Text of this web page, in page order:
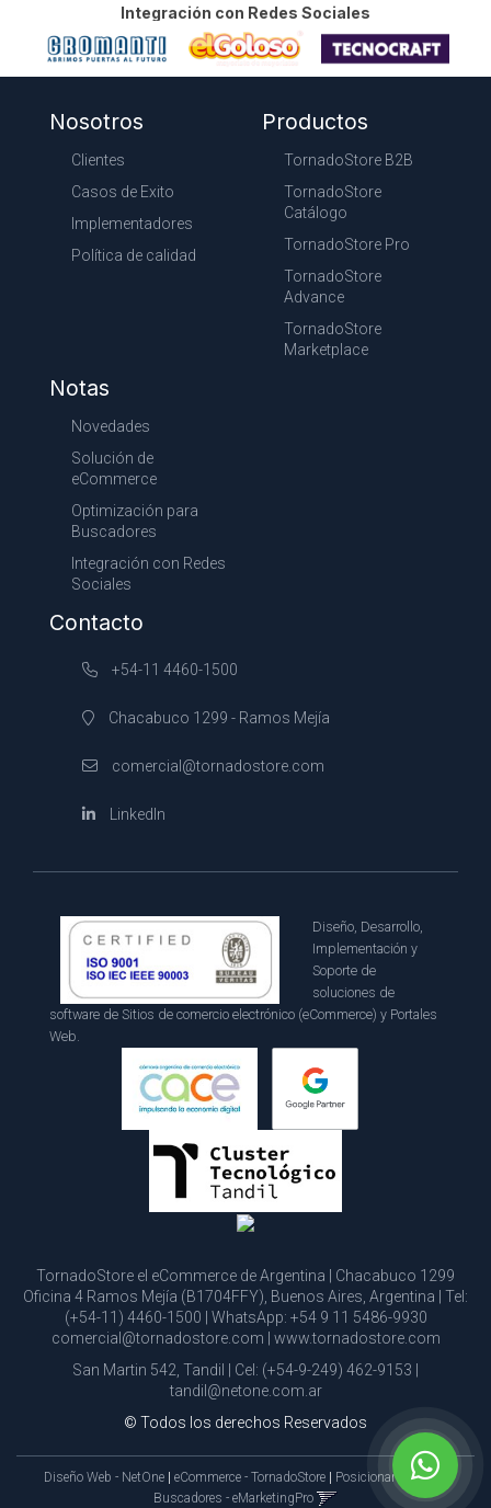
Integración con Redes Sociales
Nosotros
Clientes
Casos de Exito
Implementadores
Política de calidad
Productos
TornadoStore B2B
TornadoStore
Catálogo
TornadoStore Pro
TornadoStore
Advance
TornadoStore
Marketplace
Notas
Novedades
Solución de
eCommerce
Optimización para
Buscadores
Integración con Redes
Sociales
Contacto
+54-11 4460-1500
Chacabuco 1299 - Ramos Mejía
comercial@tornadostore.com
LinkedIn
Diseño, Desarrollo,
Implementación y
Soporte de
soluciones de
software de Sitios de comercio electrónico (eCommerce) y Portales
Web.
TornadoStore el eCommerce de Argentina | Chacabuco 1299
Oficina 4 Ramos Mejía (B1704FFY), Buenos Aires, Argentina | Tel:
(+54-11) 4460-1500 | WhatsApp: +54 9 11 5486-9930
comercial@tornadostore.com
www.tornadostore.com
San Martin 542, Tandil | Cel: (+54-9-249) 462-9153
tandil@netone.com.ar
© Todos los derechos Reservados
Diseño Web - NetOne | eCommerce - TornadoStore | Posicionamiento en
Buscadores - eMarketingPro